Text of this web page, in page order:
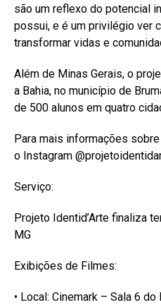
são um reflexo do potencial
possui, e é um privilégio ver
transformar vidas e
Além de Minas Gerais, o
a Bahia, no município de
de 500 alunos em quatro
Para mais informações
o Instagram
Serviço:
Projeto Identid’Arte finaliza
MG
Exibições de Filmes:
• Local: Cinemark – Sala 6